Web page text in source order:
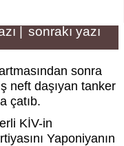
| sonrakı yazı
sonra
neft daşıyan tanker
çatıb.
KİV-in
Yaponiyanın